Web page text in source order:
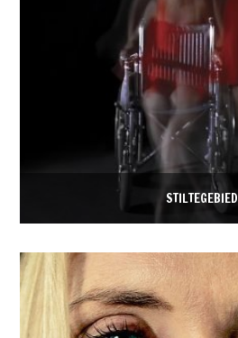
STILTEGEBIED